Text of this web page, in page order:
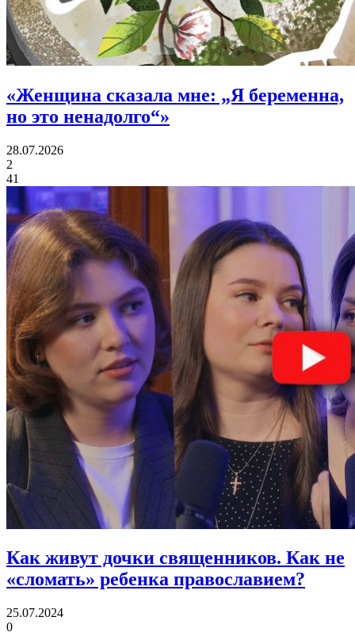
«Женщина сказала мне: „Я беременна,
но это ненадолго“»
28.07.2026
2
41
Как живут дочки священников. Как не
«сломать» ребенка православием?
25.07.2024
0